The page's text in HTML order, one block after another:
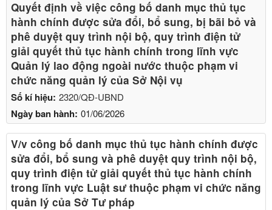
Số kí hiệu: 2320/QĐ-UBND
Ngày ban hành: 01/06/2026
Quyết định về việc công bố danh mục thủ tục
hành chính được sửa đổi, bổ sung, bị bãi bỏ và
phê duyệt quy trình nội bộ, quy trình điện tử
giải quyết thủ tục hành chính trong lĩnh vực
Quản lý lao động ngoài nước thuộc phạm vi
chức năng quản lý của Sở Nội vụ
V/v công bố danh mục thủ tục hành chính được
sửa đổi, bổ sung và phê duyệt quy trình nội bộ,
quy trình điện tử giải quyết thủ tục hành chính
trong lĩnh vực Luật sư thuộc phạm vi chức năng
quản lý của Sở Tư pháp